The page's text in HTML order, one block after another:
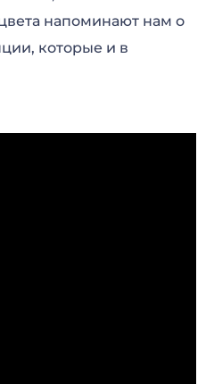
напоминают нам о
которые и в